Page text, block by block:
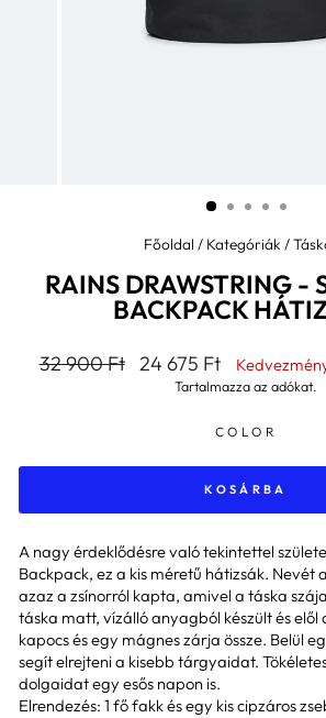
Főoldal / Kategóriák /
RAINS DRAWSTRING -
BACKPACK
Általános
32 900 Ft
Kedvezményes
24 675 Ft
Tartalmazza az adókat.
COLOR
KOSÁRBA
A nagy érdeklődésre való tekintettel
Backpack, ez a kis méretű hátizsák. Nevét
azaz a zsínorról kapta, amivel a táska
táska matt, vízálló anyagból készült és elől
kapocs és egy mágnes zárja össze. Belül
segít elrejteni a kisebb tárgyaidat.
dolgaidat egy esős napon is.
Elrendezés: 1 fő fakk és egy kis cipzáros